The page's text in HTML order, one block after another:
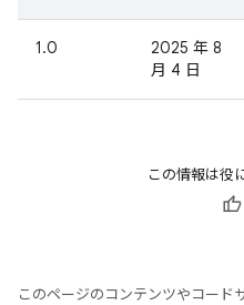
1.0
2025 年 8
月 4 日
この情報は役
このページのコンテンツやコード